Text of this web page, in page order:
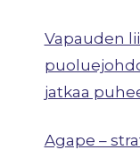
Vapauden
jatkaa
Agape –